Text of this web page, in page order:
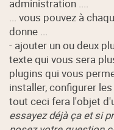
administration ....
... vous pouvez à
donne ...
- ajouter un ou deux
texte qui vous sera
plugins qui vous
installer, configurer
tout ceci fera l'objet
essayez déjà ça et si